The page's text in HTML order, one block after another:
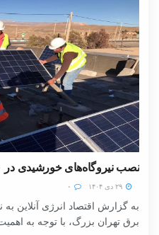
نصب نیروگاه‌های خورشیدی در ۳۰ مدرسه شهر تهران
به گزارش اقتصاد انرژی آنلاین
برق تهران بزرگ، با توجه به